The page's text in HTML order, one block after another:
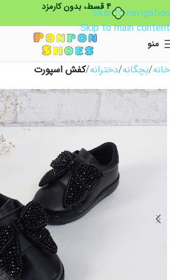
Skip to navigation
Skip to main content
منو
خانه بچگانه دخترانه کفش اسپورت